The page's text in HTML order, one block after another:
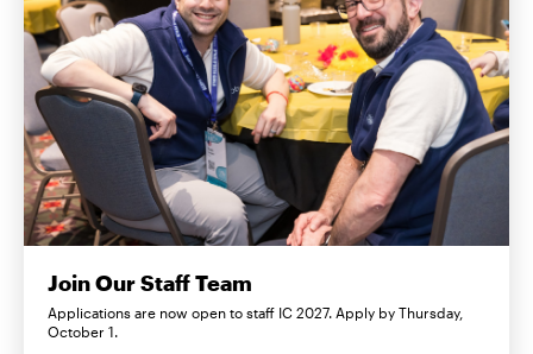
Join Our Staff Team
Applications are now open to staff IC 2027. Apply by Thursday,
October 1.